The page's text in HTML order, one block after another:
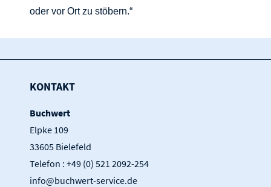
oder vor Ort zu stöbern.“
KONTAKT
Buchwert
Elpke 109
33605 Bielefeld
Telefon : +49 (0) 521 2092-254
info@buchwert-service.de